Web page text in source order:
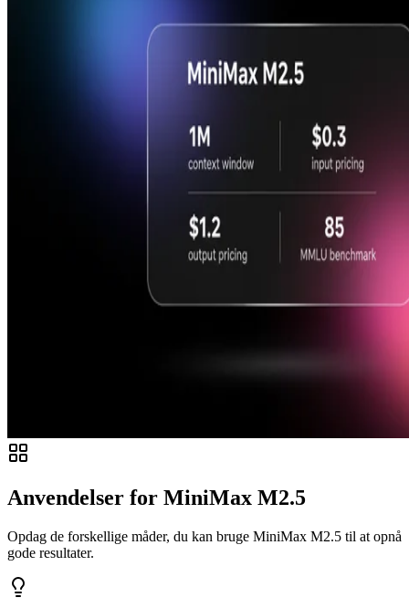
Anvendelser for MiniMax M2.5
Opdag de forskellige måder, du kan bruge MiniMax M2.5 til at opnå
gode resultater.